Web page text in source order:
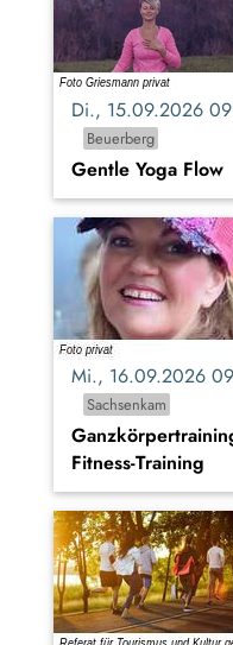
Di., 15.09.2026
Beuerberg
Gentle Yoga Flow
Mi., 16.09.2026
Sachsenkam
Fitness-Training